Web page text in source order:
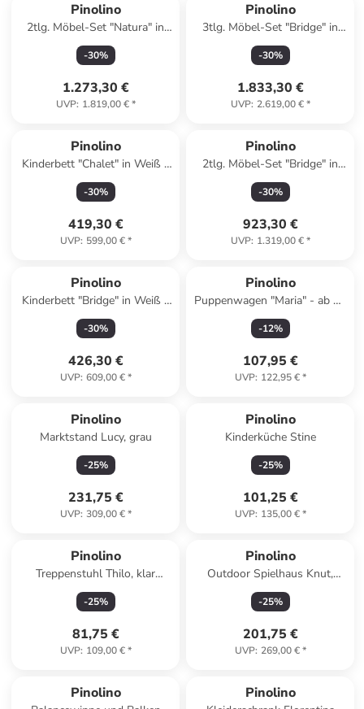
Pinolino
2tlg. Möbel-Set "Natura" in
Hellbraun
-30%
1.273,30 €
UVP: 1.819,00 €*
Pinolino
3tlg. Möbel-Set "Bridge" in
Weiß
-30%
1.833,30 €
UVP: 2.619,00 €*
Pinolino
Kinderbett "Chalet" in Weiß -
(L)148 x (B)77 x (H)90 cm
-30%
419,30 €
UVP: 599,00 €*
Pinolino
2tlg. Möbel-Set "Bridge" in
Weiß
-30%
923,30 €
UVP: 1.319,00 €*
Pinolino
Kinderbett "Bridge" in Weiß -
(B)150 x (H)94 x (T)76 cm
-30%
426,30 €
UVP: 609,00 €*
Pinolino
Puppenwagen "Maria" - ab 12
Monaten
-12%
107,95 €
UVP: 122,95 €*
Pinolino
Marktstand Lucy, grau
-25%
231,75 €
UVP: 309,00 €*
Pinolino
Kinderküche Stine
-25%
101,25 €
UVP: 135,00 €*
Pinolino
Treppenstuhl Thilo, klar
lackiert
-25%
81,75 €
UVP: 109,00 €*
Pinolino
Outdoor Spielhaus Knut,
natur
-25%
201,75 €
UVP: 269,00 €*
Pinolino Pinolino